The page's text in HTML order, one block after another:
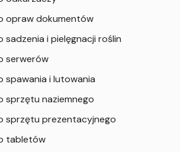
opraw dokumentów
sadzenia i pielęgnacji roślin
serwerów
spawania i lutowania
sprzętu naziemnego
sprzętu prezentacyjnego
tabletów